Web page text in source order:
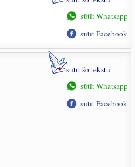
sūtīt Whatsapp
sūtīt Facebook
sūtīt šo tekstu
sūtīt Whatsapp
sūtīt Facebook